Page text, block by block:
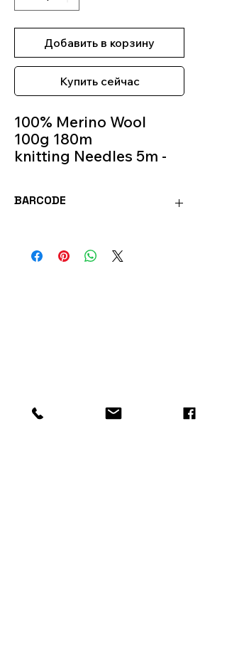
Добавить в корзину
Купить сейчас
100% Merino Wool
100g 180m
knitting Needles 5m -
BARCODE